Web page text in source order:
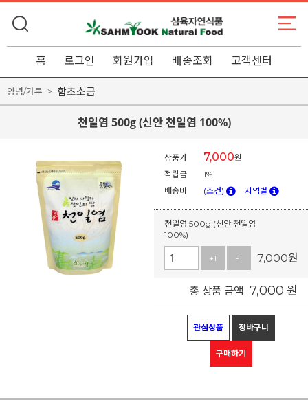
홈 로그인 회원가입 배송조회 고객센터
양념/가루 함초소금
천일염 500g (신안 천일염 100%)
상품가 7,000원
적립금
1%
배송비
(조건) 지역별
천일염 500g (신안 천일염
100%)
+1 -1 7,000원
총 상품 금액 7,000 원
관심상품 장바구니
구매하기